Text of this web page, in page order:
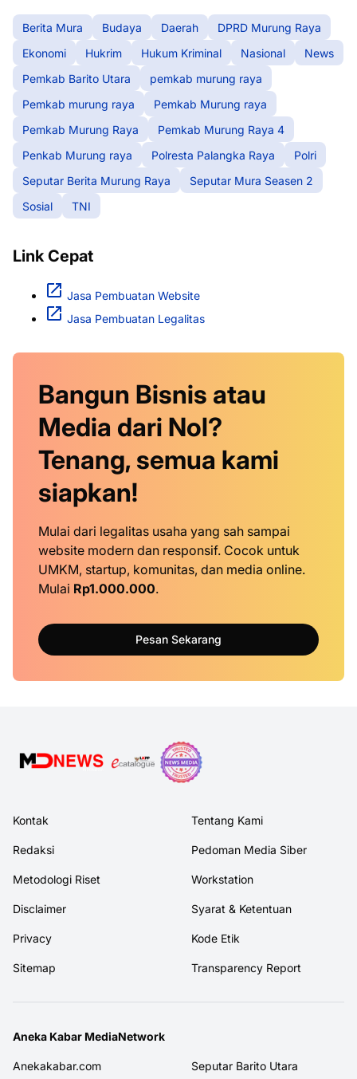
Berita Mura Budaya Daerah
DPRD Murung Raya
Ekonomi
Hukrim Hukum Kriminal Nasional
News
Pemkab Barito Utara
pemkab murung raya
Pemkab murung raya
Pemkab Murung raya
Pemkab Murung Raya
Pemkab Murung Raya 4
Penkab Murung raya
Polresta Palangka Raya
Polri
Seputar Berita Murung Raya
Seputar Mura Seasen 2
Sosial
TNI
Link Cepat
Jasa Pembuatan Website
Jasa Pembuatan Legalitas
Bangun Bisnis atau
Media dari Nol?
Tenang, semua kami
siapkan!
Mulai dari legalitas usaha yang sah sampai
website modern dan responsif. Cocok untuk
UMKM, startup, komunitas, dan media online.
Mulai Rp1.000.000.
Pesan Sekarang
Kontak Tentang Kami
Redaksi Pedoman Media Siber
Metodologi Riset Workstation
Disclaimer Syarat & Ketentuan
Privacy Kode Etik
Sitemap Transparency Report
Aneka Kabar MediaNetwork
Anekakabar.com Seputar Barito Utara